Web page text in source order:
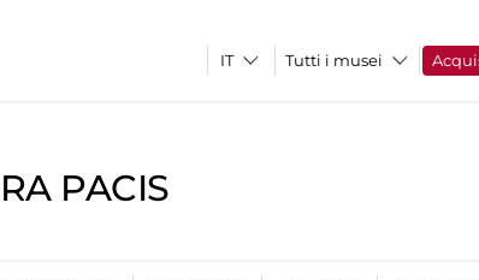
Tutti i musei
PACIS